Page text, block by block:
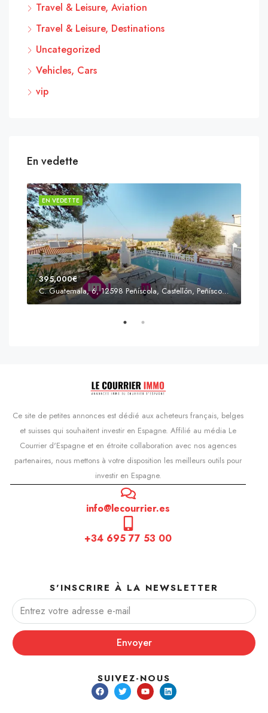
Travel & Leisure, Aviation
Travel & Leisure, Destinations
Uncategorized
Vehicles, Cars
vip
En vedette
EN VEDETTE
395,000€
C. Guatemala, 6, 12598 Peñíscola, Castellón, Peñíscola, Communauté valencienne
Ce site de petites annonces est dédié aux acheteurs français, belges
et suisses qui souhaitent investir en Espagne. Affilié au média Le
Courrier d'Espagne et en étroite collaboration avec nos agences
partenaires, nous mettons à votre disposition les meilleurs outils pour
investir en Espagne.
info@lecourrier.es
+34 695 77 53 00
S'INSCRIRE À LA NEWSLETTER
Envoyer
SUIVEZ-NOUS